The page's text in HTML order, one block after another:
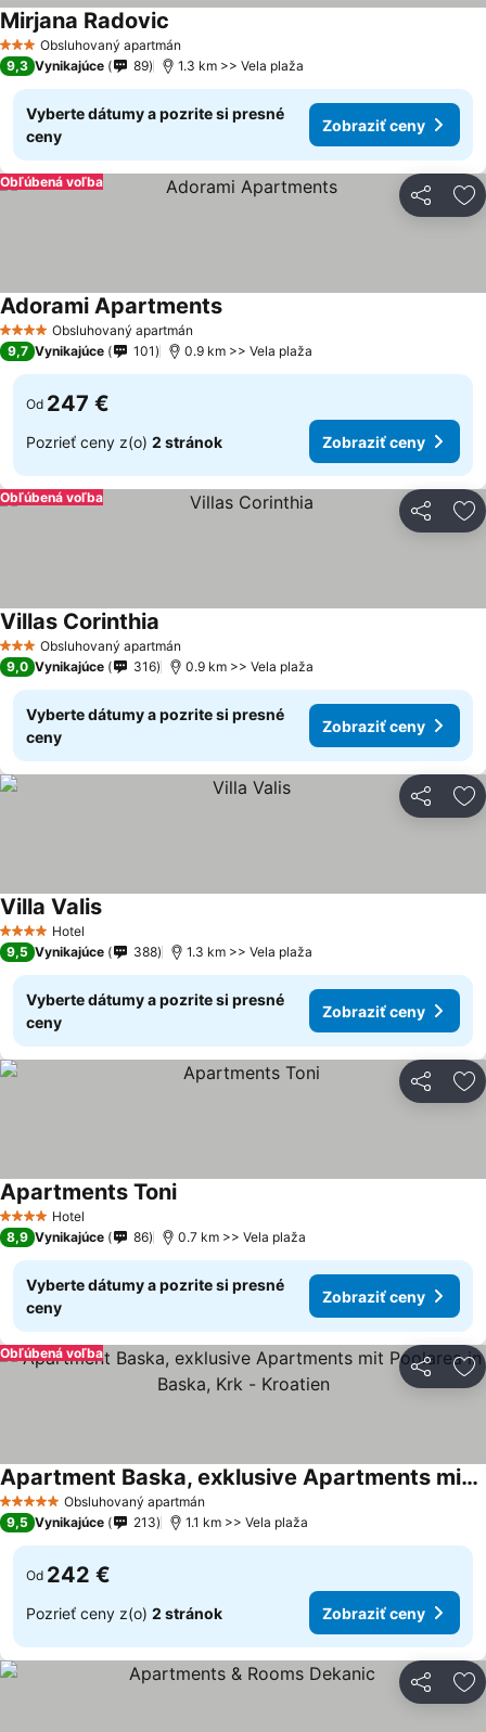
3 Počet hviezdičiek
Obsluhovaný apartmán
Mirjana Radovic
9,3 Vynikajúce 89 1.3 km >> Vela plaža
Vyberte dátumy a pozrite si presné
ceny
Zobraziť ceny
Zdieľať
Obľúbená voľba
4 Počet hviezdičiek
Obsluhovaný apartmán
Adorami Apartments
9,7 Vynikajúce 101 0.9 km >> Vela plaža
Od 247 €
Pozrieť ceny z(o) 2 stránok Zobraziť ceny
Zdieľať
Obľúbená voľba
3 Počet hviezdičiek
Obsluhovaný apartmán
Villas Corinthia
9,0 Vynikajúce 316 0.9 km >> Vela plaža
Vyberte dátumy a pozrite si presné
ceny
Zobraziť ceny
Zdieľať
4 Počet hviezdičiek
Hotel
Villa Valis
9,5 Vynikajúce 388 1.3 km >> Vela plaža
Vyberte dátumy a pozrite si presné
ceny
Zobraziť ceny
Zdieľať
4 Počet hviezdičiek
Hotel
Apartments Toni
8,9 Vynikajúce 86 0.7 km >> Vela plaža
Vyberte dátumy a pozrite si presné
ceny
Zobraziť ceny
Zdieľať
Obľúbená voľba
5 Počet hviezdičiekObsluhovaný apartmán
Apartment Baska, exklusive Apartments mit Poolarea in Baska, Krk - Kroatien
9,5 Vynikajúce 213 1.1 km >> Vela plaža
Od 242 €
Pozrieť ceny z(o) 2 stránok Zobraziť ceny
Zdieľať